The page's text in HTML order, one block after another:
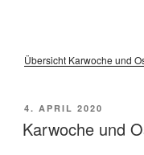
Übersicht Karwoche und
VERÖFFENTLICHT
AM
4. APRIL 2020
Karwoche und